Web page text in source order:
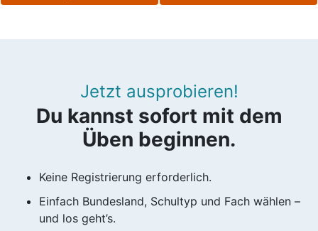
Jetzt ausprobieren!
Du kannst sofort mit dem
Üben beginnen.
Keine Registrierung erforderlich.
Einfach Bundesland, Schultyp und Fach wählen –
und los geht’s.